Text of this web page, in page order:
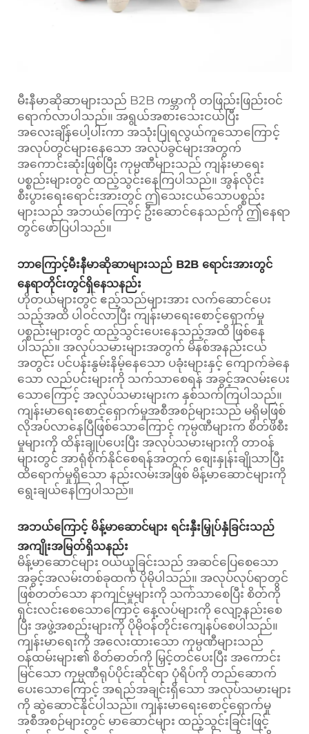
မီးနီမာဆိုဆာများသည် B2B ကမ္ဘာကို တဖြည်းဖြည်းဝင်
ရောက်လာပါသည်။ အရွယ်အစားသေးငယ်ပြီး
အလေးချိန်ပေါ့ပါးကာ အသုံးပြုရလွယ်ကူသောကြောင့်
အလုပ်တွင်များနေသော အလုပ်ခွင်များအတွက်
အကောင်းဆုံးဖြစ်ပြီး ကုမ္ပဏီများသည် ကျန်းမာရေး
ပစ္စည်းများတွင် ထည့်သွင်းနေကြပါသည်။ အွန်လိုင်း
စီးပွားရေးရောင်းအားတွင် ဤသေးငယ်သောပစ္စည်း
များသည် အဘယ်ကြောင့် ဦးဆောင်နေသည်ကို ဤနေရာ
တွင်ဖော်ပြပါသည်။
ဘာကြောင့်မီးနီမာဆိုဆာများသည် B2B ရောင်းအားတွင်
နေရာတိုင်းတွင်ရှိနေသနည်း
ဟိုတယ်များတွင် ဧည့်သည်များအား လက်ဆောင်ပေး
သည့်အထိ ပါဝင်လာပြီး ကျန်းမာရေးစောင့်ရှောက်မှု
ပစ္စည်းများတွင် ထည့်သွင်းပေးနေသည့်အထိ ဖြစ်နေ
ပါသည်။ အလုပ်သမားများအတွက် မိနစ်အနည်းငယ်
အတွင်း ပင်ပန်းနွမ်းနိမ့်နေသော ပခုံးများနှင့် ကျောက်ခဲနေ
သော လည်ပင်းများကို သက်သာစေရန် အခွင့်အလမ်းပေး
သောကြောင့် အလုပ်သမားများက နှစ်သက်ကြပါသည်။
ကျန်းမာရေးစောင့်ရှောက်မှုအစီအစဉ်များသည် မရှိမဖြစ်
လိုအပ်လာနေပြီဖြစ်သောကြောင့် ကုမ္ပဏီများက စိတ်ဖိစီး
မှုများကို ထိန်းချုပ်ပေးပြီး အလုပ်သမားများကို တာဝန်
များတွင် အာရုံစိုက်နိုင်စေရန်အတွက် စျေးနှုန်းချိုသာပြီး
ထိရောက်မှုရှိသော နည်းလမ်းအဖြစ် မိန့်မာဆောင်များကို
ရွေးချယ်နေကြပါသည်။
အဘယ်ကြောင့် မိန့်မာဆောင်များ ရင်းနှီးမြှုပ်နှံခြင်းသည်
အကျိုးအမြတ်ရှိသနည်း
မိန့်မာဆောင်များ ဝယ်ယူခြင်းသည် အဆင်ပြေစေသော
အခွင့်အလမ်းတစ်ခုထက် ပိုမိုပါသည်။ အလုပ်လုပ်ရာတွင်
ဖြစ်တတ်သော နာကျင်မှုများကို သက်သာစေပြီး စိတ်ကို
ရှင်းလင်းစေသောကြောင့် နေ့လပ်များကို လျော့နည်းစေ
ပြီး အဖွဲ့အစည်းများကို ပိုမိုဝန်တိုင်းကျေနပ်စေပါသည်။
ကျန်းမာရေးကို အလေးထားသော ကုမ္ပဏီများသည်
ဝန်ထမ်းများ၏ စိတ်ဓာတ်ကို မြှင့်တင်ပေးပြီး အကောင်း
မြင်သော ကုမ္ပဏီရုပ်ပိုင်းဆိုင်ရာ ပုံရိပ်ကို တည်ဆောက်
ပေးသောကြောင့် အရည်အချင်းရှိသော အလုပ်သမားများ
ကို ဆွဲဆောင်နိုင်ပါသည်။ ကျန်းမာရေးစောင့်ရှောက်မှု
အစီအစဉ်များတွင် မာဆောင်များ ထည့်သွင်းခြင်းဖြင့်